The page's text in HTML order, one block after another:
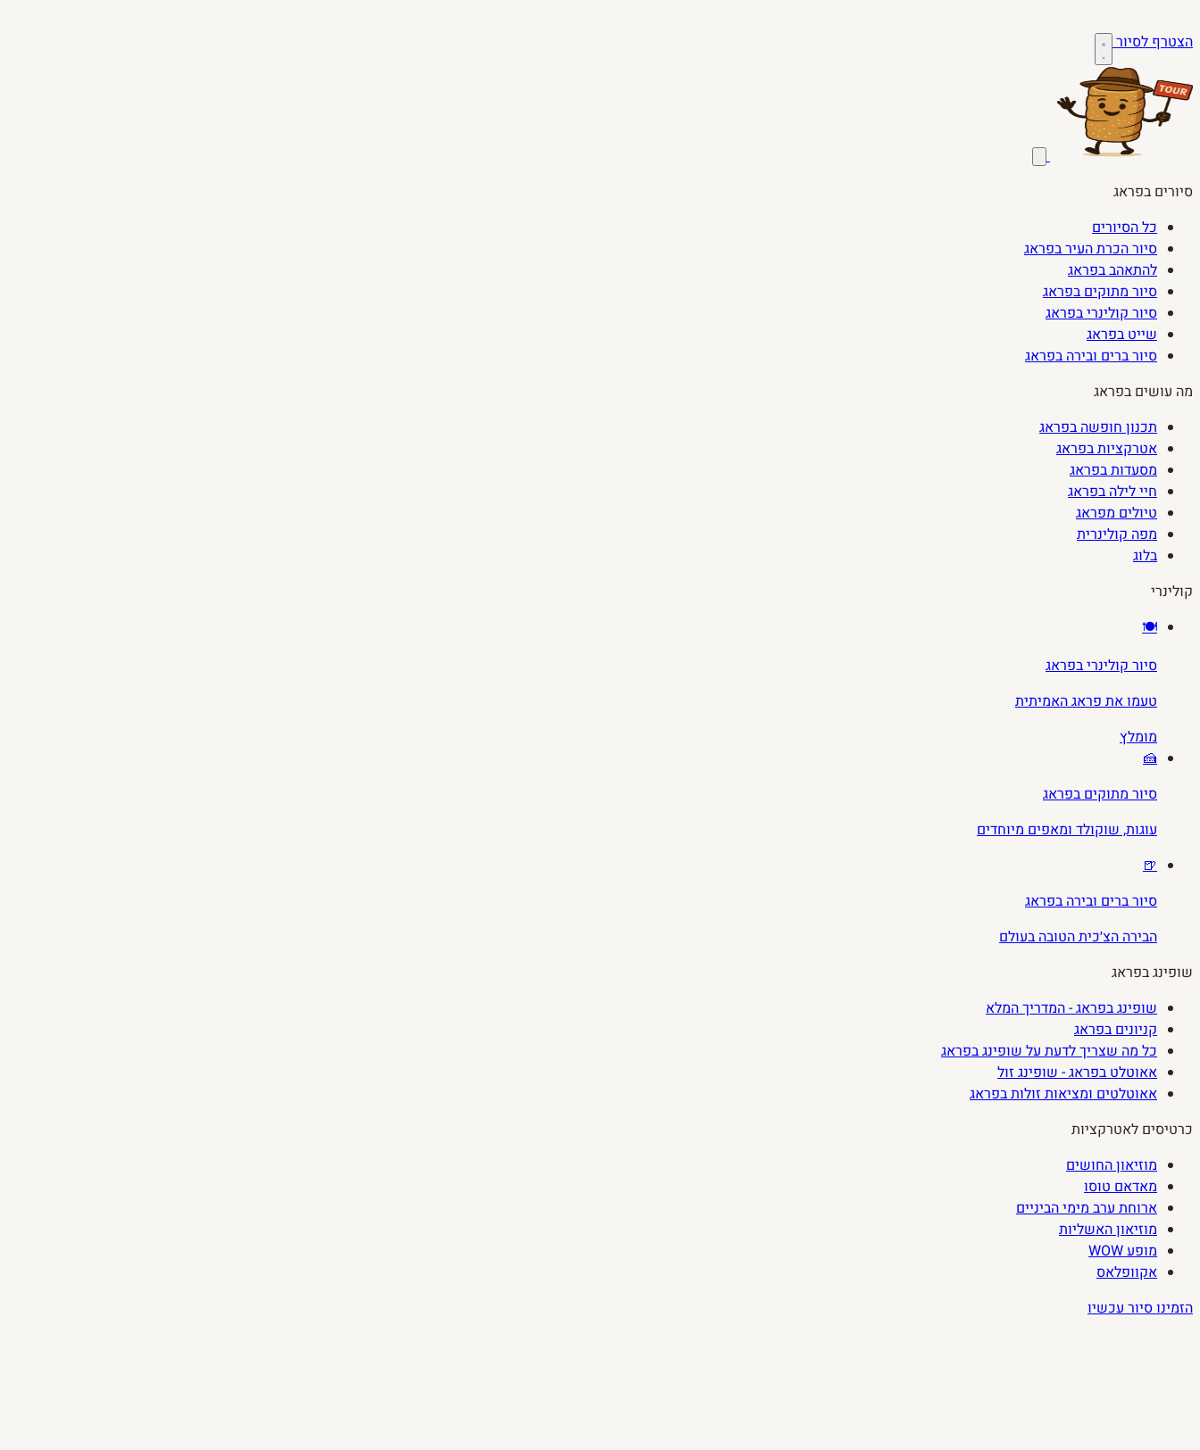
הצטרף לסיור
סיורים בפראג
כל הסיורים
סיור הכרת העיר בפראג
להתאהב בפראג
סיור מתוקים בפראג
סיור קולינרי בפראג
שייט בפראג
סיור ברים ובירה בפראג
מה עושים בפראג
תכנון חופשה בפראג
אטרקציות בפראג
מסעדות בפראג
חיי לילה בפראג
טיולים מפראג
מפה קולינרית
בלוג
קולינרי
🍽️
סיור קולינרי בפראג
טעמו את פראג האמיתית
מומלץ
🍰
סיור מתוקים בפראג
עוגות, שוקולד ומאפים מיוחדים
🍺
סיור ברים ובירה בפראג
הבירה הצ׳כית הטובה בעולם
שופינג בפראג
שופינג בפראג - המדריך המלא
קניונים בפראג
כל מה שצריך לדעת על שופינג בפראג
אאוטלט בפראג - שופינג זול
אאוטלטים ומציאות זולות בפראג
כרטיסים לאטרקציות
מוזיאון החושים
מאדאם טוסו
ארוחת ערב מימי הביניים
מוזיאון האשליות
מופע WOW
אקוופלאס
הזמינו סיור עכשיו